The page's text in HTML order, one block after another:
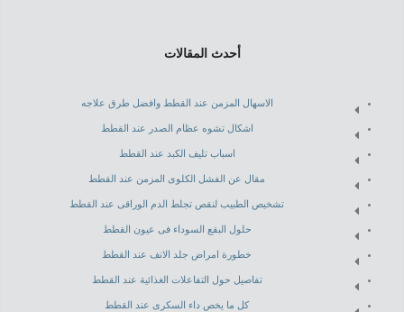
أحدث المقالات
الاسهال المزمن عند القطط وافضل طرق علاجه
اشكال تشوه عظام الصدر عند القطط
اسباب تليف الكبد عند القطط
مقال عن الفشل الكلوى المزمن عند القطط
تشخيص الطبيب لنقص تجلط الدم الوراقى عند القطط
حلول البقع السوداء فى عيون القطط
خطورة امراض جلد الانف عند القطط
تفاصيل حول التفاعلات الغذائية عند القطط
كل ما يخص داء السكرى عند القطط